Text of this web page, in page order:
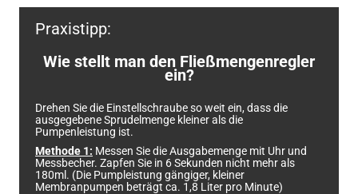
Praxistipp:
Wie stellt man den Fließmengenregler
ein?
Drehen Sie die Einstellschraube so weit ein, dass die
ausgegebene Sprudelmenge kleiner als die
Pumpenleistung ist.
Methode 1: Messen Sie die Ausgabemenge mit Uhr und
Messbecher. Zapfen Sie in 6 Sekunden nicht mehr als
180ml. (Die Pumpleistung gängiger, kleiner
Membranpumpen beträgt ca. 1,8 Liter pro Minute)